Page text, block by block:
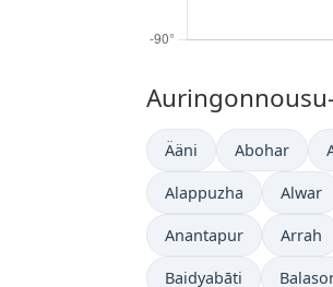
Ääni Abohar
Alappuzha Alwar
Anantapur Arrah
Baidyabāti